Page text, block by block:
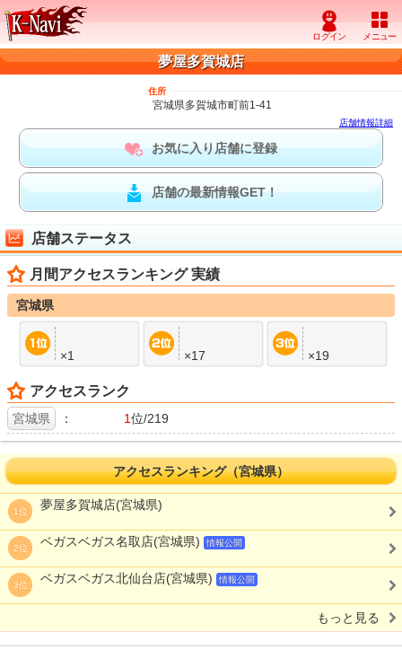
夢屋多賀城店
住所
宮城県多賀城市町前1-41
店舗情報詳細
お気に入り店舗に登録
店舗の最新情報GET！
店舗ステータス
月間アクセスランキング 実績
宮城県
×1 ×17 ×19
アクセスランク
宮城県 ： 1位/219
アクセスランキング（宮城県）
1位 夢屋多賀城店(宮城県)
2位 ベガスベガス名取店(宮城県) 情報公開
3位 ベガスベガス北仙台店(宮城県) 情報公開
もっと見る